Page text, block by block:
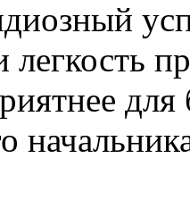
легкость
для